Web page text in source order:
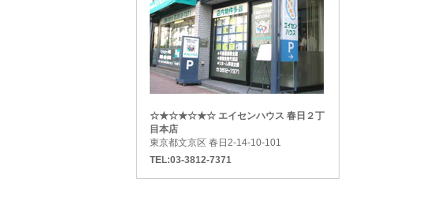
☆★☆★☆★☆ エイセンハウス 春日２丁
目本店
東京都文京区 春日2-14-10-101
TEL:03-3812-7371